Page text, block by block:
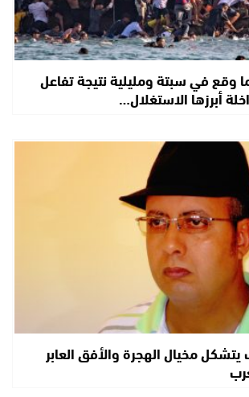
وقع في سبتة ومليلية نتيجة تفاعل
أبرزها الاستغلال…
مخيال الهجرة والأفق العابر